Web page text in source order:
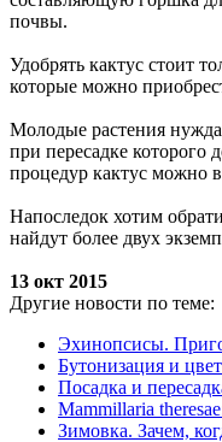
почвы.
Удобрять кактус стоит
которые можно
Молодые растения
при пересадке которого
процедур кактус можно
Напоследок хотим
найдут более двух
13 окт 2015
Другие новости по теме:
Эхинопсисы.
Бутонизация и
Посадка и
Mammillaria
Зимовка. Зачем,